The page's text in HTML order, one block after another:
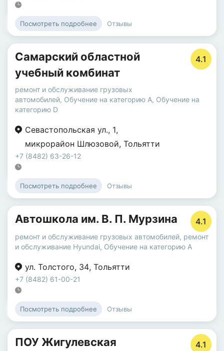
Посмотреть подробнее Отзывы
Самарский областной
учебный комбинат
4.1
ремонт и обслуживание грузовых
автомобилей, Обучение на категорию A, Обучение на
категорию D
Севастопольская ул., 1,
микрорайон Шлюзовой, Тольятти
+7 (8482) 63-26-12
Посмотреть подробнее Отзывы
Автошкола им. В. П. Мурзина 4.1
ремонт и обслуживание грузовых автомобилей, ремонт
и обслуживание Hyundai, Обучение на категорию A
ул. Толстого, 34, Тольятти
+7 (8482) 61-00-21
Посмотреть подробнее Отзывы
ПОУ Жигулевская
4.1